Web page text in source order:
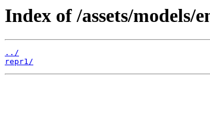
Index of /assets/models/
../
repr1/